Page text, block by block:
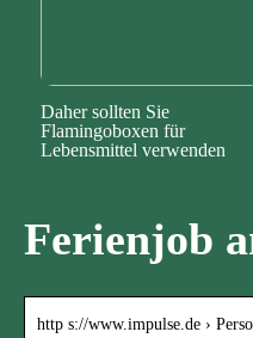
Daher sollten Sie
Flamingoboxen für
Lebensmittel verwenden
Ferienjob
http s://www.impulse.de ›